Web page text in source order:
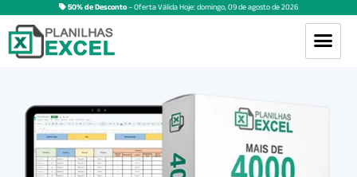
50% de Desconto– Oferta Válida Hoje:domingo,09deagostode2026